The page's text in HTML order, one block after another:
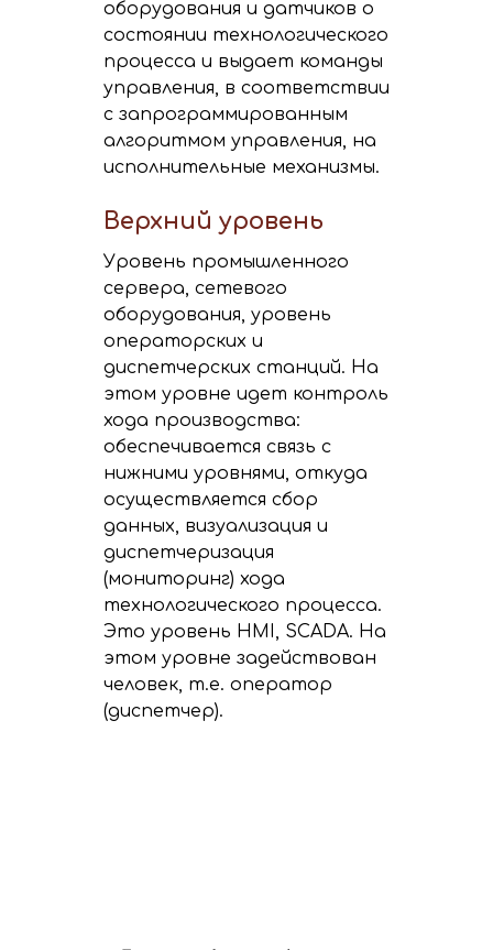
оборудования и датчиков о
состоянии технологического
процесса и выдает команды
управления, в соответствии
с запрограммированным
алгоритмом управления, на
исполнительные механизмы.
Верхний уровень
Уровень промышленного
сервера, сетевого
оборудования, уровень
операторских и
диспетчерских станций. На
этом уровне идет контроль
хода производства:
обеспечивается связь с
нижними уровнями, откуда
осуществляется сбор
данных, визуализация и
диспетчеризация
(мониторинг) хода
технологического процесса.
Это уровень HMI, SCADA. На
этом уровне задействован
человек, т.е. оператор
(диспетчер).